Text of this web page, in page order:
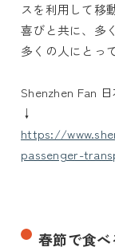
スを利用して移
喜びと共に、多
多くの人にとっ
Shenzhen Fan
↓
https://
passenger-
春節で食